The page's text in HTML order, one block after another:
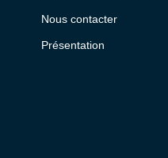
Nous contacter
Présentation